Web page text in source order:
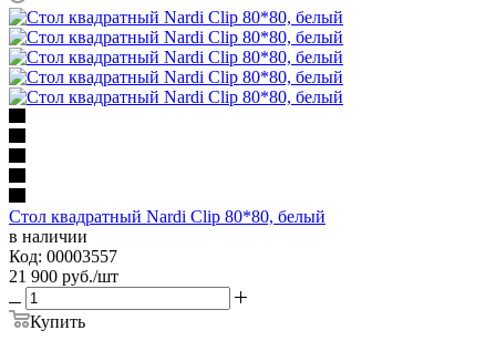
Стол квадратный Nardi Clip 80*80, белый
в наличии
Код: 00003557
21 900 руб./шт
Купить